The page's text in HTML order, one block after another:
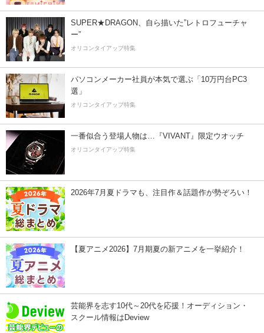
SUPER★DRAGON、自ら描いた”レトロフューチャ
ー”
オリコンタイアップ特集
パソコンメーカー社員が本気で選ぶ「10万円台PC3
選」
オリコンタイアップ特集
一番似合う登場人物は…『VIVANT』限定ウオッチ
オリコンタイアップ特集
2026年7月夏ドラマも、注目作＆話題作が勢ぞろい！
【夏アニメ2026】7月期夏の新アニメを一挙紹介！
芸能界を志す10代～20代を応援！オーディション・
スクール情報はDeview